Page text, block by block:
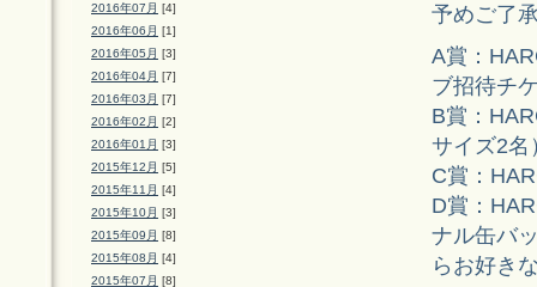
2016年07月 [4]
2016年06月 [1]
2016年05月 [3]
2016年04月 [7]
2016年03月 [7]
2016年02月 [2]
2016年01月 [3]
2015年12月 [5]
2015年11月 [4]
2015年10月 [3]
2015年09月 [8]
2015年08月 [4]
2015年07月 [8]
予めご了
A賞：
ブ招待チ
B賞：
サイズ2名
C賞：
D賞：
ナル缶バ
らお好き